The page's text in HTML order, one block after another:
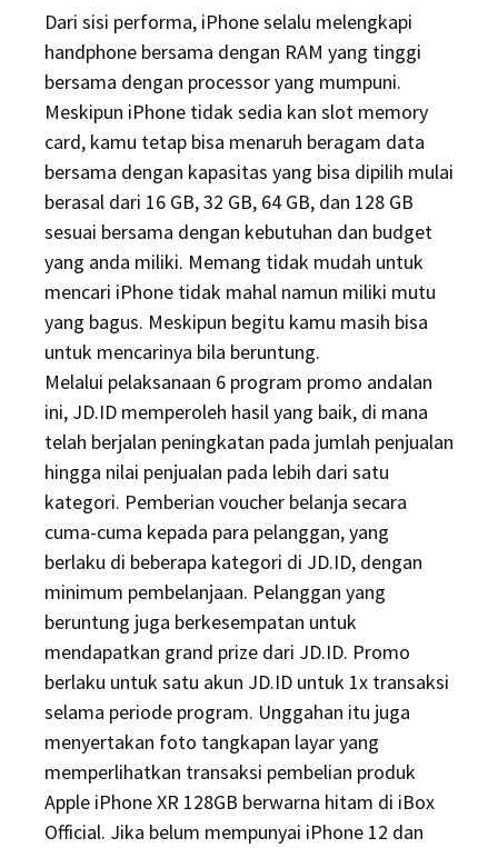
Dari sisi performa, iPhone selalu melengkapi
handphone bersama dengan RAM yang tinggi
bersama dengan processor yang mumpuni.
Meskipun iPhone tidak sedia kan slot memory
card, kamu tetap bisa menaruh beragam data
bersama dengan kapasitas yang bisa dipilih mulai
berasal dari 16 GB, 32 GB, 64 GB, dan 128 GB
sesuai bersama dengan kebutuhan dan budget
yang anda miliki. Memang tidak mudah untuk
mencari iPhone tidak mahal namun miliki mutu
yang bagus. Meskipun begitu kamu masih bisa
untuk mencarinya bila beruntung.
Melalui pelaksanaan 6 program promo andalan
ini, JD.ID memperoleh hasil yang baik, di mana
telah berjalan peningkatan pada jumlah penjualan
hingga nilai penjualan pada lebih dari satu
kategori. Pemberian voucher belanja secara
cuma-cuma kepada para pelanggan, yang
berlaku di beberapa kategori di JD.ID, dengan
minimum pembelanjaan. Pelanggan yang
beruntung juga berkesempatan untuk
mendapatkan grand prize dari JD.ID. Promo
berlaku untuk satu akun JD.ID untuk 1x transaksi
selama periode program. Unggahan itu juga
menyertakan foto tangkapan layar yang
memperlihatkan transaksi pembelian produk
Apple iPhone XR 128GB berwarna hitam di iBox
Official. Jika belum mempunyai iPhone 12 dan